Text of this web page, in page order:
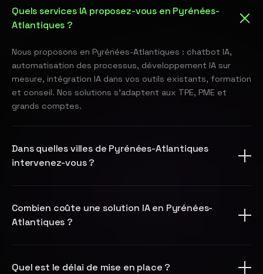
Quels services IA proposez-vous en Pyrénées-
Atlantiques ?
Nous proposons en Pyrénées-Atlantiques : chatbot IA,
automatisation des processus, développement IA sur
mesure, intégration IA dans vos outils existants, formation
et conseil. Nos solutions s'adaptent aux TPE, PME et
grands comptes.
Dans quelles villes de Pyrénées-Atlantiques
intervenez-vous ?
Combien coûte une solution IA en Pyrénées-
Atlantiques ?
Quel est le délai de mise en place ?